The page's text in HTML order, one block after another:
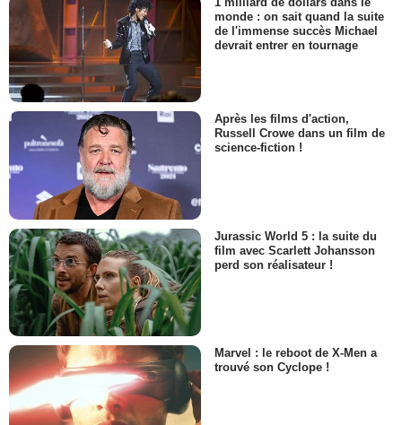
monde : on sait quand la suite
de l'immense succès Michael
devrait entrer en tournage
Après les films d'action,
Russell Crowe dans un film de
science-fiction !
Jurassic World 5 : la suite du
film avec Scarlett Johansson
perd son réalisateur !
Marvel : le reboot de X-Men a
trouvé son Cyclope !